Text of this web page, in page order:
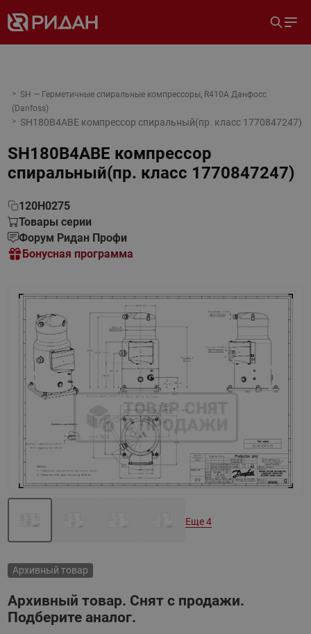
SH — Герметичные спиральные компрессоры, R410A Данфосс
(Danfoss)
SH180B4ABE компрессор спиральный(пр. класс 1770847247)
SH180B4ABE компрессор
спиральный(пр. класс 1770847247)
120H0275
Товары серии
Форум Ридан Профи
Бонусная программа
Архивный товар
Архивный товар. Снят с продажи.
Подберите аналог.
Назад Вперед
Еще 4